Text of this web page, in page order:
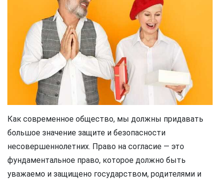
Как современное общество, мы должны придавать
большое значение защите и безопасности
несовершеннолетних. Право на согласие — это
фундаментальное право, которое должно быть
уважаемо и защищено государством, родителями и